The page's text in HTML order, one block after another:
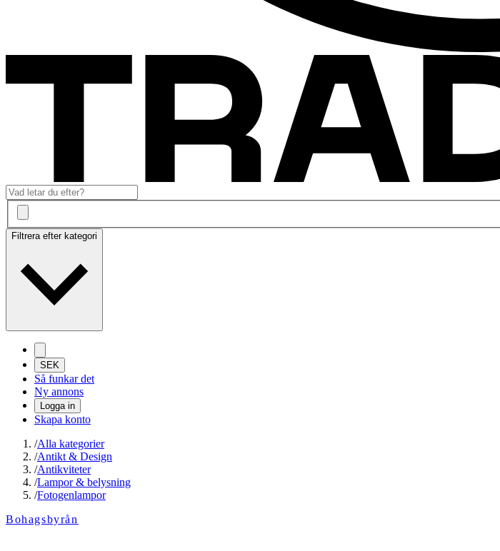
Filtrera efter kategori
SEK
Så funkar det
Ny annons
Logga in
Skapa konto
/Alla kategorier
/Antikt & Design
/Antikviteter
/Lampor & belysning
/Fotogenlampor
Bohagsbyrån